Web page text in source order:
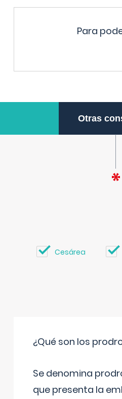
Para
Otras
Cesárea
¿Qué son los
Se denomina
que presenta la